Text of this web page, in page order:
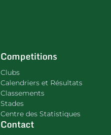
Competitions
Clubs
Calendriers et Résultats
Classements
Stades
Centre des Statistiques
Contact